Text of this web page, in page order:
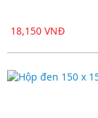
18,150 VNĐ